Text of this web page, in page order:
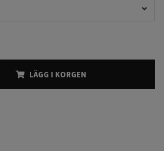
LÄGG I KORGEN